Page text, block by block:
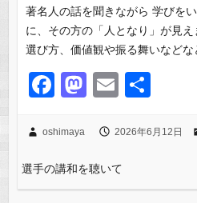
著名人の話を聞きながら 学びを
に、その方の「人となり」が見
選び方、価値観や振る舞いなど
F
c
e
b
M
st
o
d
E
ail
oshimaya 2026年6月12日
選手の講和を聴いて